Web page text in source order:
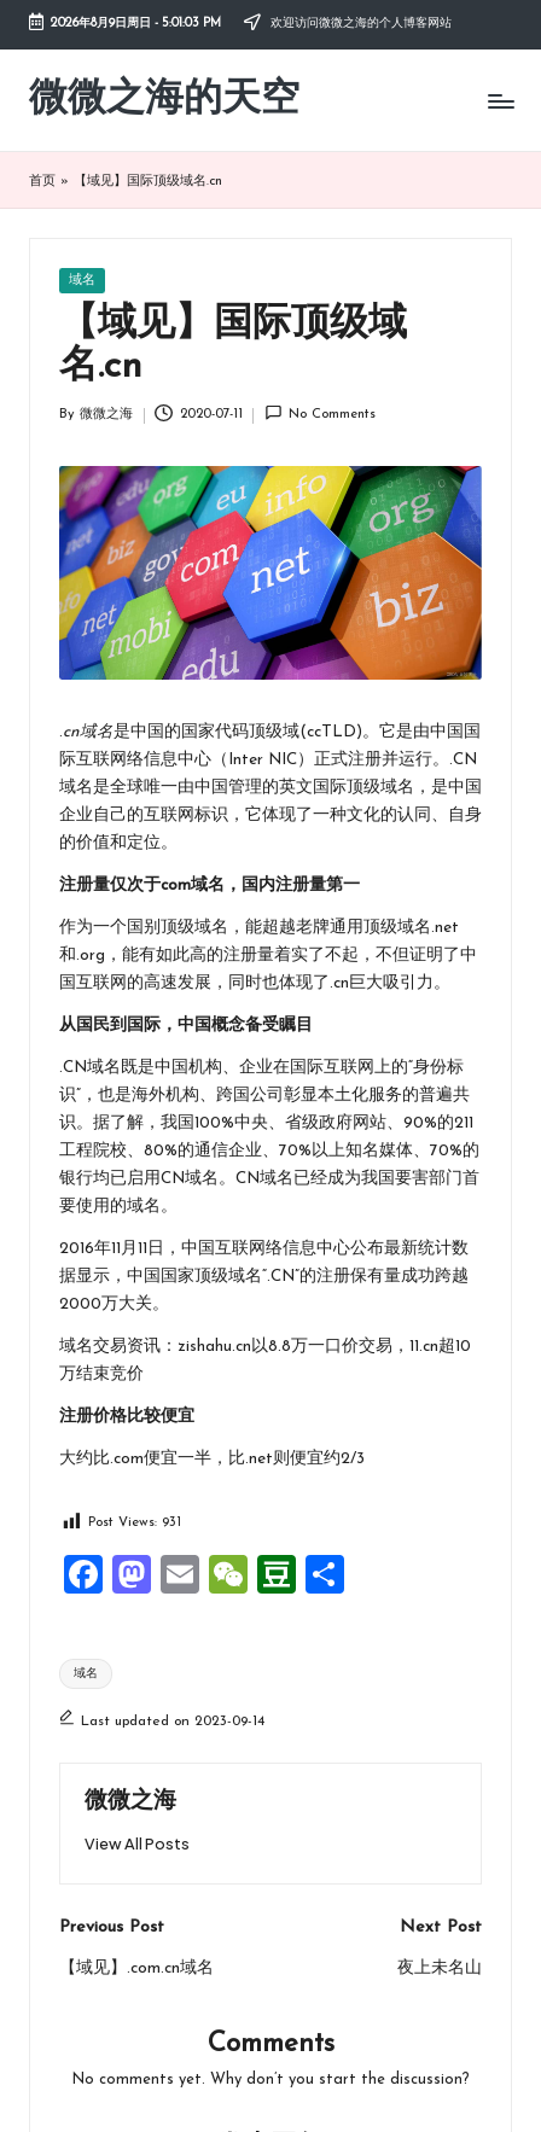
Skip
content
2026年8月9日周日 - 5:01:04 PM 欢迎访问微微之海的个人博客网站
微微之海的天空
diysky.cn
享
首页 » 【域见】国际顶级域名.cn
Posted
域名
【域见】国际顶级域
名.cn
By 微微之海 2020-07-11 No Comments
.cn域名是中国的国家代码顶级域(ccTLD)。它是由中国 国
际互联网络信息中心 （Inter NIC）正式注册并运行。.CN
域名是全球唯一由中国管理的英文国际顶级域名，是中国
企业自己的互联网 标识，它体现了一种文化的认同、自身
的价值和定位。
注册量仅次于com域名，国内注册量第一
作为一个国别顶级域名，能超越老牌通用顶级域名.net
和.org，能有如此高的注册量着实了不起，不但证明了中
国互联网的高速发展，同时也体现了.cn巨大吸引力。
从国民到国际，中国概念备受瞩目
.CN域名既是中国机构、企业在国际互联网上的“身份标
识”，也是海外机构、跨国公司彰显本土化服务的普遍共
识。据了解，我国100%中央、省级政府网站、90%的211
工程院校、80%的通信企业、70%以上知名媒体、70%的
银行均已启用CN域名。CN域名已经成为我国要害部门首
要使用的域名。
2016年11月11日，中国互联网络信息中心公布最新统计数
据显示，中国国家顶级域名“.CN”的注册保有量成功跨越
2000万大关。
域名交易资讯： zishahu.cn以8.8万一口价交易 ， 11.cn超10
万结束竞价
注册价格比较便宜
大约比.com便宜一半，比.net则便宜约2/3
Post Views: 931
F
ce
b
o
k
M
d
n
E
W
at
D
Tags:
域名
Last updated on 2023-09-14
微微之海
View All Posts
Post
navigation
Previous Post
【域见】.com.cn域名
Next Post
夜上未名山
Comments
No comments yet. Why don’t you start the discussion?